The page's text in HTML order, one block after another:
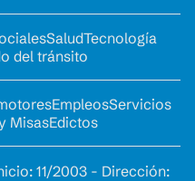
SaludTecnología
del tránsito
EmpleosServicios
MisasEdictos
11/2003 - Dirección: